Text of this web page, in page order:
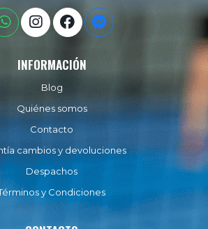
INFORMACIÓN
Blog
Quiénes somos
Contacto
cambios y devoluciones
Despachos
y Condiciones